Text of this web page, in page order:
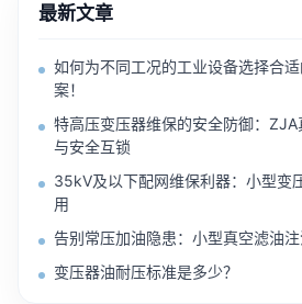
最新文章
如何为不同工况的工业设备选择合
案！
特高压变压器维保的安全防御：ZJA
与安全互锁
35kV及以下配网维保利器：小型变
用
告别常压加油隐患：小型真空滤油
变压器油耐压标准是多少？